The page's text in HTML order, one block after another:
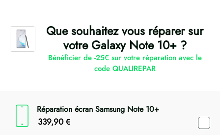
Que souhaitez vous réparer sur
votre Galaxy Note 10+ ?
Bénéficier de -25€ sur votre réparation avec le
code QUALIREPAR
Réparation écran Samsung Note 10+
339,90 €